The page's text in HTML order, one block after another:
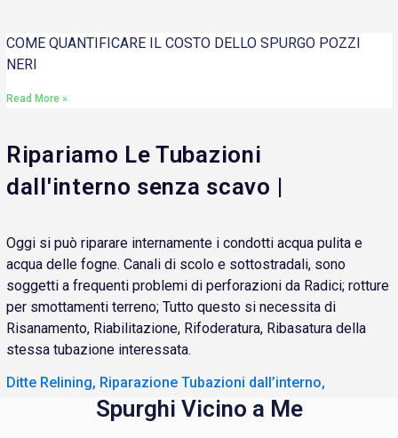
COME QUANTIFICARE IL COSTO DELLO SPURGO POZZI
NERI
Read More »
Ripariamo Le Tubazioni
dall'interno senza scavo |
Oggi si può riparare internamente i condotti acqua pulita e
acqua delle fogne. Canali di scolo e sottostradali, sono
soggetti a frequenti problemi di perforazioni da Radici; rotture
per smottamenti terreno; Tutto questo si necessita di
Risanamento, Riabilitazione, Rifoderatura, Ribasatura della
stessa tubazione interessata.
Ditte Relining, Riparazione Tubazioni dall’interno,
Spurghi Vicino a Me